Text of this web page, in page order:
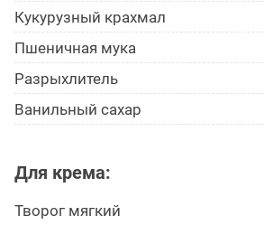
Кукурузный крахмал
Пшеничная мука
Разрыхлитель
Ванильный сахар
Для крема:
Творог мягкий